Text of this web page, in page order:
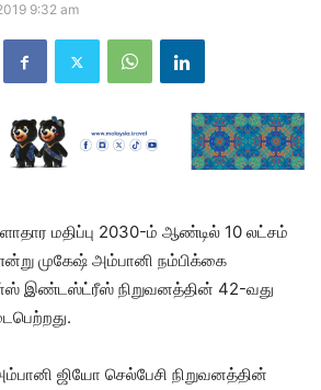
9:32 am
மதிப்பு 2030-ம் ஆண்டில் 10 லட்சம்
முகேஷ் அம்பானி நம்பிக்கை
இண்டஸ்ட்ரீஸ் நிறுவனத்தின் 42-வது
ஜியோ செல்பேசி நிறுவனத்தின்